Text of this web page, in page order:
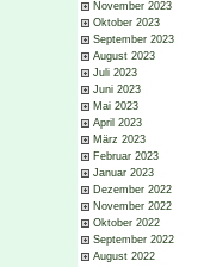
November 2023
Oktober 2023
September 2023
August 2023
Juli 2023
Juni 2023
Mai 2023
April 2023
März 2023
Februar 2023
Januar 2023
Dezember 2022
November 2022
Oktober 2022
September 2022
August 2022